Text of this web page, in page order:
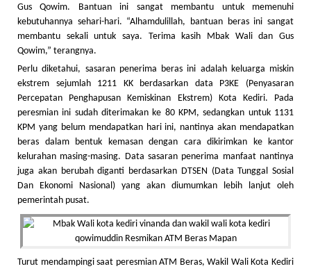
Gus Qowim. Bantuan ini sangat membantu untuk memenuhi
kebutuhannya sehari-hari. “Alhamdulillah, bantuan beras ini sangat
membantu sekali untuk saya. Terima kasih Mbak Wali dan Gus
Qowim,” terangnya.
Perlu diketahui, sasaran penerima beras ini adalah keluarga miskin
ekstrem sejumlah 1211 KK berdasarkan data P3KE (Penyasaran
Percepatan Penghapusan Kemiskinan Ekstrem) Kota Kediri. Pada
peresmian ini sudah diterimakan ke 80 KPM, sedangkan untuk 1131
KPM yang belum mendapatkan hari ini, nantinya akan mendapatkan
beras dalam bentuk kemasan dengan cara dikirimkan ke kantor
kelurahan masing-masing. Data sasaran penerima manfaat nantinya
juga akan berubah diganti berdasarkan DTSEN (Data Tunggal Sosial
Dan Ekonomi Nasional) yang akan diumumkan lebih lanjut oleh
pemerintah pusat.
Turut mendampingi saat peresmian ATM Beras, Wakil Wali Kota Kediri